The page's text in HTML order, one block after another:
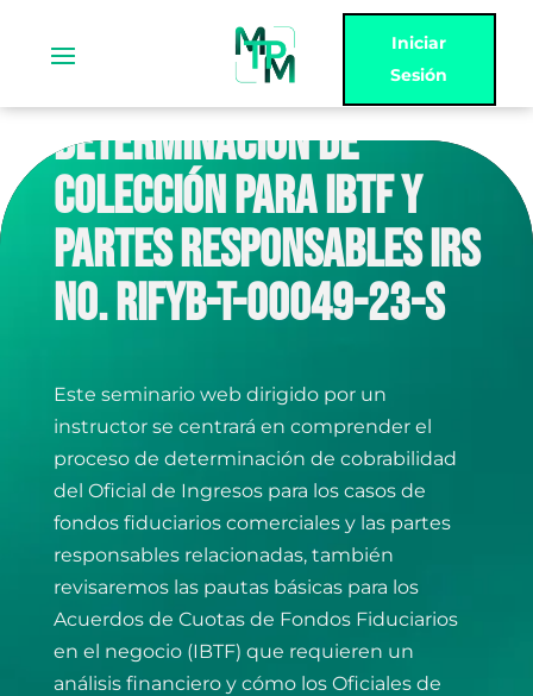
Iniciar
Sesión
DETERMINACIÓN DE
COLECCIÓN PARA IBTF Y
PARTES RESPONSABLES IRS
NO. RIFYB-T-00049-23-S
Este seminario web dirigido por un
instructor se centrará en comprender el
proceso de determinación de cobrabilidad
del Oficial de Ingresos para los casos de
fondos fiduciarios comerciales y las partes
responsables relacionadas, también
revisaremos las pautas básicas para los
Acuerdos de Cuotas de Fondos Fiduciarios
en el negocio (IBTF) que requieren un
análisis financiero y cómo los Oficiales de